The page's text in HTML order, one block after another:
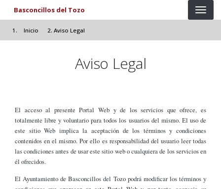
Pasar al contenido principal
Basconcillos del Tozo
Inicio Aviso Legal
Aviso Legal
El acceso al presente Portal Web y de los servicios que ofrece, es
totalmente libre y voluntario para todos los usuarios del mismo. El uso de
este sitio Web implica la aceptación de los términos y condiciones
contenidos en el mismo. Por ello es responsabilidad del usuario leer todas
las condiciones antes de usar este sitio web o cualquiera de los servicios en
él ofrecidos.
El Ayuntamiento de Basconcillos del Tozo podrá modificar los términos y